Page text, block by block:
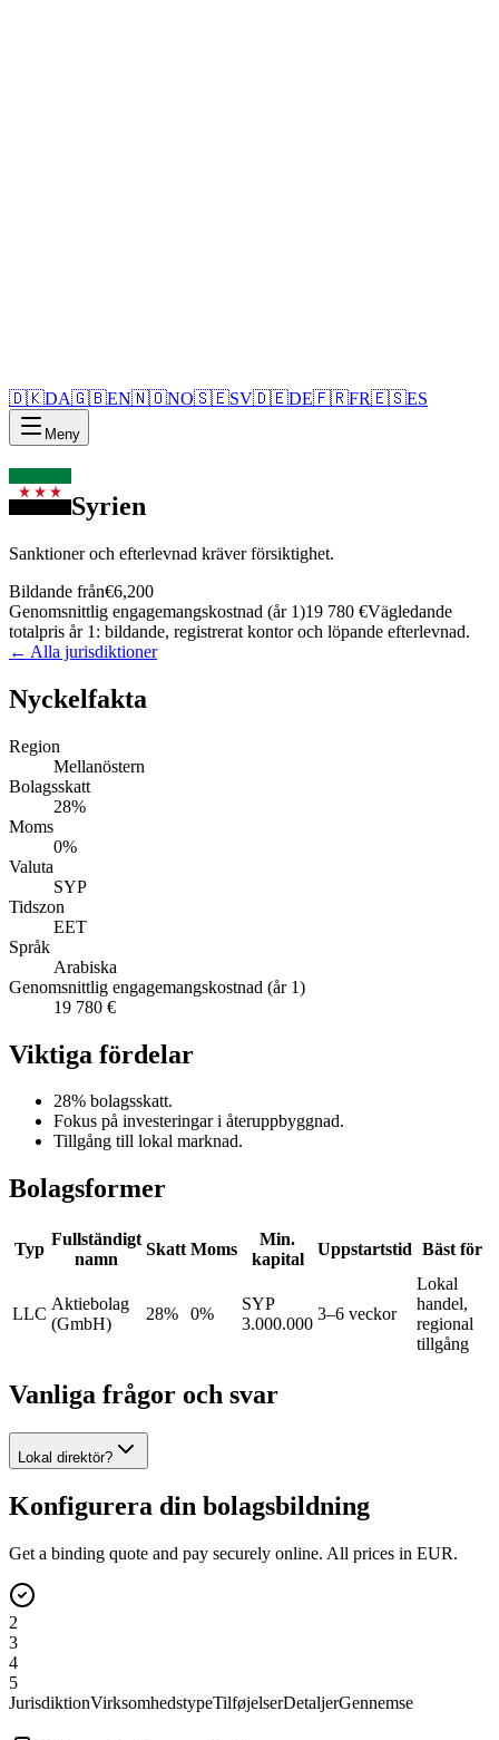
🇩🇰DA🇬🇧EN🇳🇴NO🇸🇪SV🇩🇪DE🇫🇷FR🇪🇸ES
Meny
Syrien
Sanktioner och efterlevnad kräver försiktighet.
Bildande från€6,200
Genomsnittlig engagemangskostnad (år 1)19 780 €Vägledande
totalpris år 1: bildande, registrerat kontor och löpande efterlevnad.
← Alla jurisdiktioner
Nyckelfakta
Region
Mellanöstern
Bolagsskatt
28%
Moms
0%
Valuta
SYP
Tidszon
EET
Språk
Arabiska
Genomsnittlig engagemangskostnad (år 1)
19 780 €
Viktiga fördelar
28% bolagsskatt.
Fokus på investeringar i återuppbyggnad.
Tillgång till lokal marknad.
Bolagsformer
Typ
Fullständigt
namn
Skatt Moms
Min.
kapital
Uppstartstid Bäst för
LLC
Aktiebolag
(GmbH)
28% 0%
SYP
3.000.000
3–6 veckor
Lokal
handel,
regional
tillgång
Vanliga frågor och svar
Lokal direktör?
Konfigurera din bolagsbildning
Get a binding quote and pay securely online. All prices in EUR.
2
3
4
5
JurisdiktionVirksomhedstypeTilføjelserDetaljerGennemse